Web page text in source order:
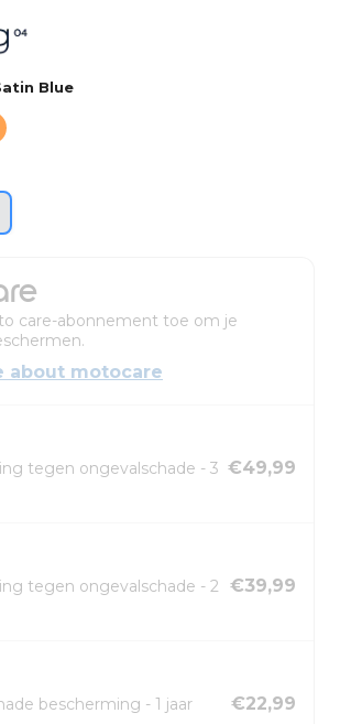
Blue
care-abonnement toe om je
about motocare
tegen ongevalschade - 3 €49,99
tegen ongevalschade - 2
€39,99
bescherming - 1 jaar
€22,99